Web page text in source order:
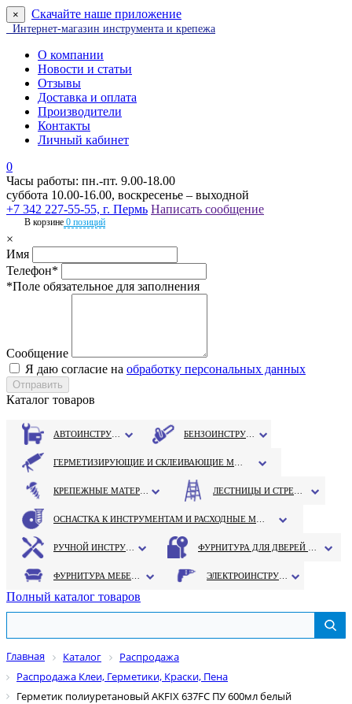
× Скачайте наше приложение
Интернет-магазин инструмента и крепежа
О компании
Новости и статьи
Отзывы
Доставка и оплата
Производители
Контакты
Личный кабинет
0
Часы работы: пн.-пт. 9.00-18.00
суббота 10.00-16.00, воскресенье – выходной
+7 342 227-55-55, г. Пермь Написать сообщение
В корзине 0 позиций
×
Имя
Телефон*
*Поле обязательное для заполнения
Сообщение
Я даю согласие на обработку персональных данных
Каталог товаров
Полный каталог товаров
Главная Каталог
Распродажа
Распродажа Клеи, Герметики, Краски, Пена
Герметик полиуретановый AKFIX 637FC ПУ 600мл белый